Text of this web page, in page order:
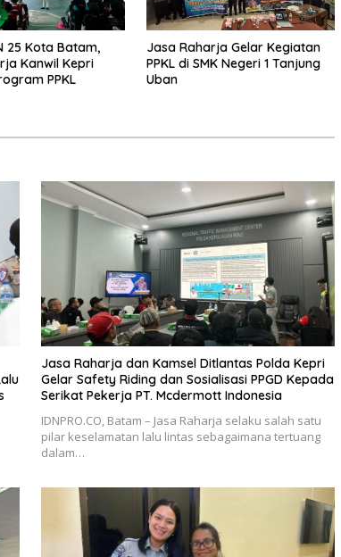
25 Kota Batam,
Kanwil Kepri
PPKL
Jasa Raharja Gelar Kegiatan
PPKL di SMK Negeri 1 Tanjung
Uban
Jasa Raharja dan Kamsel Ditlantas Polda Kepri
Gelar Safety Riding dan Sosialisasi PPGD Kepada
Serikat Pekerja PT. Mcdermott Indonesia
IDNPRO.CO, Batam – Jasa Raharja selaku salah satu
pilar keselamatan lalu lintas sebagaimana tertuang
dalam…